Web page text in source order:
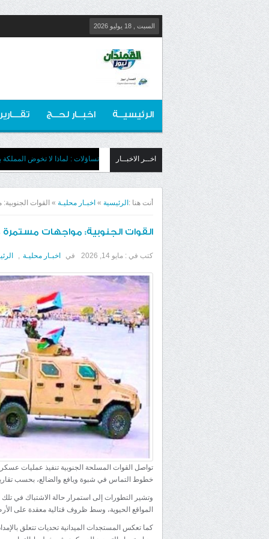
السبت , 18 يوليو 2026
الرئيسيــة اخبــار لحــج تقـــارير
اخــر الاخبــار تساؤلات : لماذا لا تخوض المملكة
أنت هنا : الرئيسية » اخبـار محليـة » القوات
القوات الجنوبية: مواجهات
كتب في : مايو 14, 2026 في اخبـار محليـة ,
تواصل القوات المسلحة الجنوبية تنفيذ عمليات
خطوط التماس في شبوة ويافع والضالع، بحسب
وتشير التطورات إلى استمرار حالة الاشتباك في
المواقع الحيوية، وسط ظروف قتالية معقدة على
كما تعكس المستجدات الميدانية تحديات تتعلق